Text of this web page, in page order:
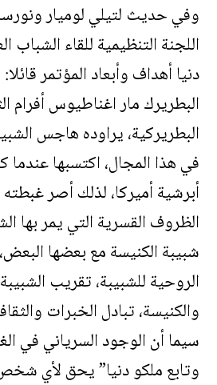
وفي حديث لتيلي لوميار
اللجنة التنظيمية للقاء الشباب
دنيا أهداف وأبعاد المؤتمر
البطريرك مار اغناطيوس أفرام
البطريركية، يراوده هاجس
في هذا المجال، اكتسبها عندما
أبرشية أميركا، لذلك أصر
الظروف القسرية التي يمر بها
شبيبة الكنيسة مع بعضها
الروحية للشبيبة، تقريب
والكنيسة، تبادل الخبرات
سيما أن الوجود السرياني في